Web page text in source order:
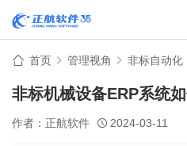
首页 管理视角 非标自动化
非标机械设备ERP系统
作者：正航软件 2024-03-11